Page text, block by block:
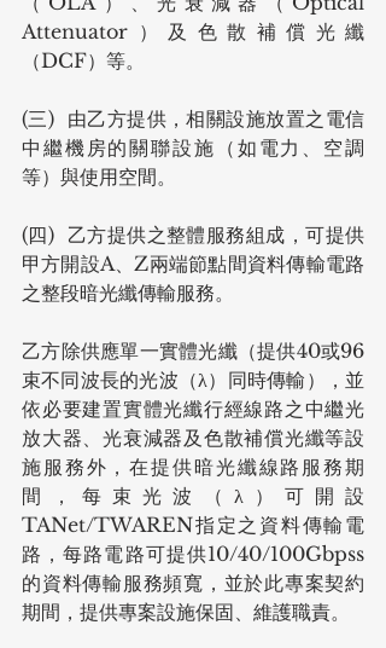
Attenuator）及色散補償光纖
（DCF）等。
(三)  由乙方提供，相關設施放置之電信
中繼機房的關聯設施（如電力、空調
等）與使用空間。
(四)  乙方提供之整體服務組成，可提供
甲方開設A、Z兩端節點間資料傳輸電路
之整段暗光纖傳輸服務。
乙方除供應單一實體光纖（提供40或96
束不同波長的光波（λ）同時傳輸），並
依必要建置實體光纖行經線路之中繼光
放大器、光衰減器及色散補償光纖等設
施服務外，在提供暗光纖線路服務期
間，每束光波（λ）可開設
TANet/TWAREN指定之資料傳輸電
路，每路電路可提供10/40/100Gbpss
的資料傳輸服務頻寬，並於此專案契約
期間，提供專案設施保固、維護職責。